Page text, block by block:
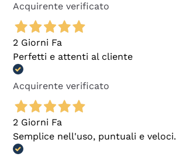
Acquirente verificato
2 Giorni Fa
Perfetti e attenti al cliente
Acquirente verificato
2 Giorni Fa
Semplice nell'uso, puntuali e veloci.